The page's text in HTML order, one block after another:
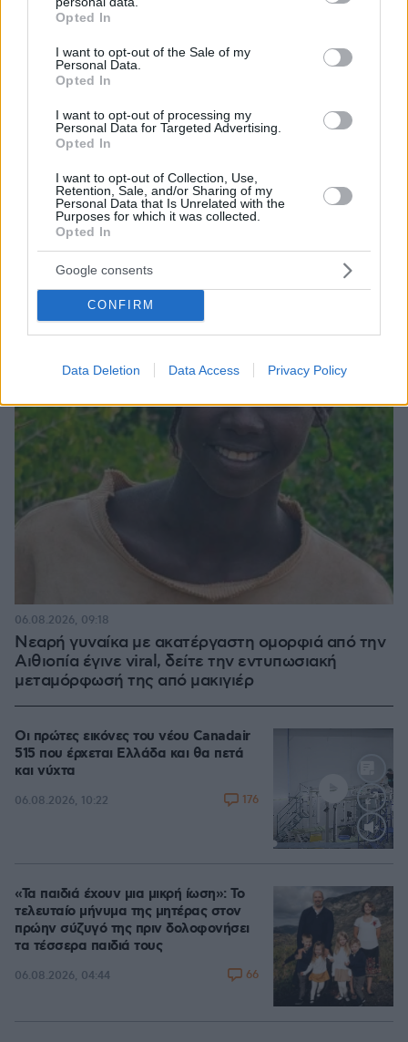
grant or deny consent to Google and its third-party tags to
use your data for below specified purposes in below Google
consent section.
Opted In
I want to opt-out of the Sale of my
Personal Data.
Opted In
I want to opt-out of processing my
Personal Data for Targeted Advertising.
Opted In
I want to opt-out of Collection, Use,
Retention, Sale, and/or Sharing of my
Personal Data that Is Unrelated with the
Purposes for which it was collected.
Opted In
Google consents
CONFIRM
Data Deletion Data Access Privacy Policy
Πήγαν να κλέψουν καλώδια στον Άγιο Στέφανο, ο
ένας έπαθε ηλεκτροπληξία και έπεσε από ύψος, οι
αυτοκίνητο
Νεαρή γυναίκα με ακατέργαστη ομορφιά από την
Αιθιοπία έγινε viral, δείτε την εντυπωσιακή
μεταμόρφωσή της από μακιγιέρ
06.08.2026, 09:18
Loaded:
Οι πρώτες εικόνες του νέου Canadair
515 που έρχεται Ελλάδα και θα πετά
και νύχτα
06.08.2026, 10:22 176
«Τα παιδιά έχουν μια μικρή ίωση»: Το
τελευταίο μήνυμα της μητέρας στον
πρώην σύζυγό της πριν δολοφονήσει
τα τέσσερα παιδιά τους
06.08.2026, 04:44 66